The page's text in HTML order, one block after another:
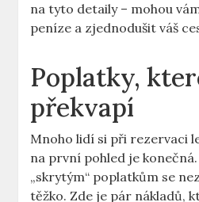
na tyto detaily – mohou
peníze a zjednodušit váš
Poplatky,
překvapí
Mnoho lidí si při rezervaci
na první pohled je
„skrytým“ poplatkům se
těžko. Zde je pár nákladů,